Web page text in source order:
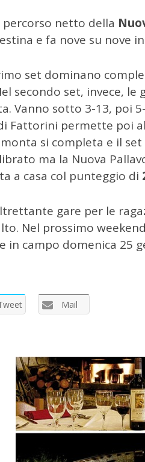
netto della
e fa nove su nove
set dominano
secondo set, invece,
Vanno sotto 3-13, poi
Fattorini permette poi
si completa e il set
ma la Nuova
a casa col punteggio di
gare per le
Nel prossimo
in campo domenica 25
Mail